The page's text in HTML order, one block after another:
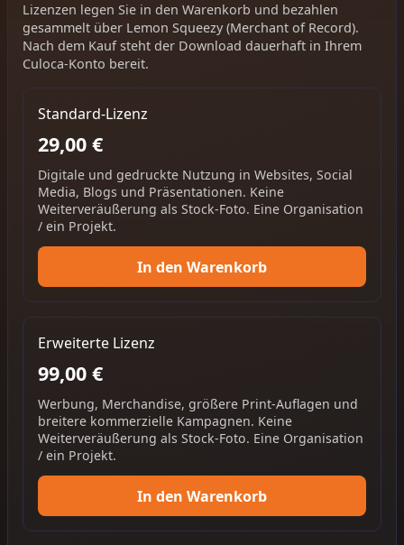
Lizenzen legen Sie in den Warenkorb und bezahlen
gesammelt über Lemon Squeezy (Merchant of Record).
Nach dem Kauf steht der Download dauerhaft in Ihrem
Culoca-Konto bereit.
Standard-Lizenz
29,00 €
Digitale und gedruckte Nutzung in Websites, Social
Media, Blogs und Präsentationen. Keine
Weiterveräußerung als Stock-Foto. Eine Organisation
/ ein Projekt.
In den Warenkorb
Erweiterte Lizenz
99,00 €
Werbung, Merchandise, größere Print-Auflagen und
breitere kommerzielle Kampagnen. Keine
Weiterveräußerung als Stock-Foto. Eine Organisation
/ ein Projekt.
In den Warenkorb